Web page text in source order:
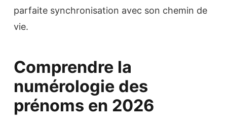
parfaite synchronisation avec son chemin de
vie.
Comprendre la
numérologie des
prénoms en 2026